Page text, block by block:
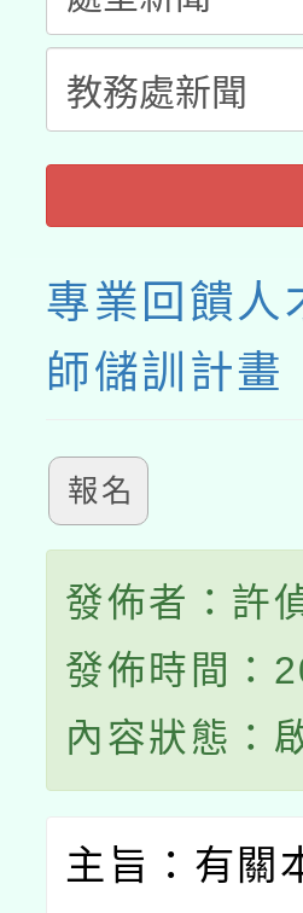
專業回饋人
師儲訓計畫
報名
發佈者：許
發佈時間：
內容狀態：
主旨：有關